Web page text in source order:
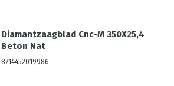
Diamantzaagblad Cnc-M 350X25,4
Beton Nat
8714452019986